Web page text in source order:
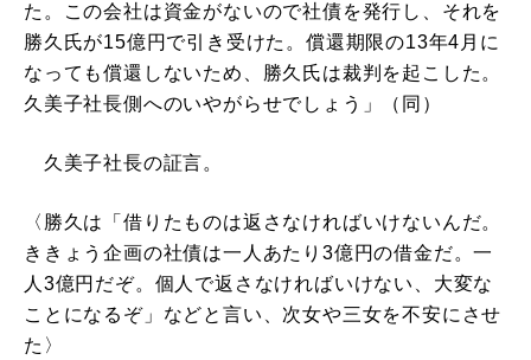
た。この会社は資金がないので社債を発行し、それを
勝久氏が15億円で引き受けた。償還期限の13年4月に
なっても償還しないため、勝久氏は裁判を起こした。
久美子社長側へのいやがらせでしょう」（同）
久美子社長の証言。
〈勝久は「借りたものは返さなければいけないんだ。
ききょう企画の社債は一人あたり3億円の借金だ。一
人3億円だぞ。個人で返さなければいけない、大変な
ことになるぞ」などと言い、次女や三女を不安にさせ
た〉